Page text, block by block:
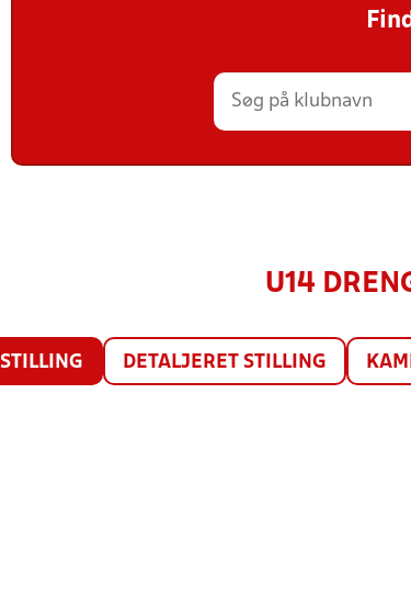
U14
STILLING DETALJERET STILLING